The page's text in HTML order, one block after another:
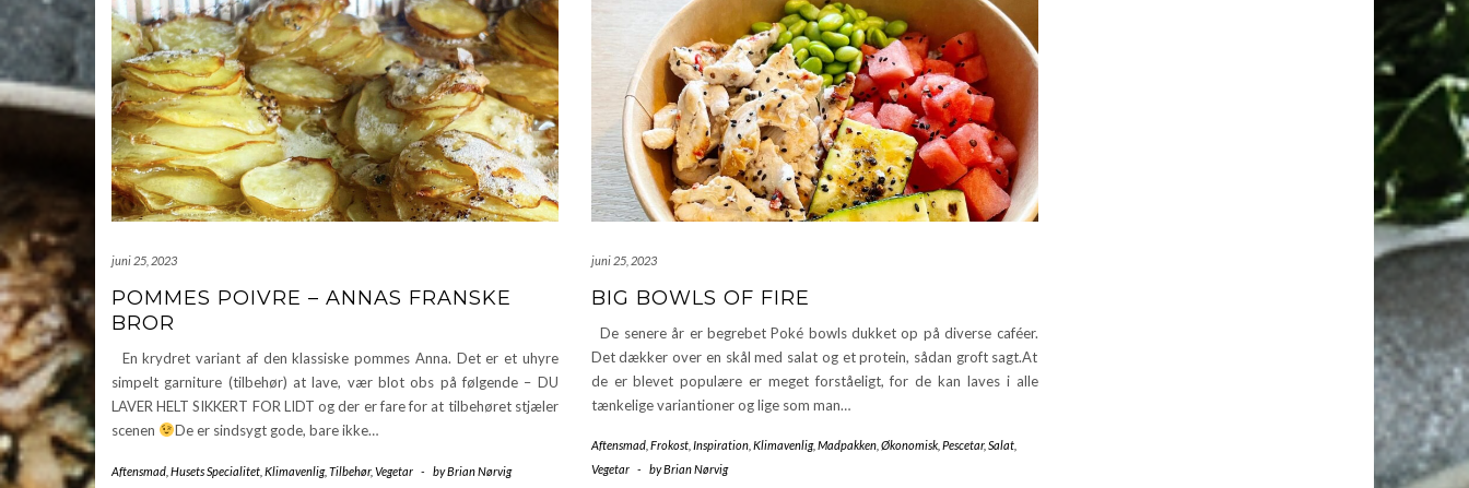
juni 25, 2023
POMMES POIVRE – ANNAS FRANSKE
BROR
En krydret variant af den klassiske pommes Anna. Det er et uhyre
simpelt garniture (tilbehør) at lave, vær blot obs på følgende – DU
LAVER HELT SIKKERT FOR LIDT og der er fare for at tilbehøret stjæler
scenen
De er sindsygt gode, bare ikke…
Aftensmad Husets Specialitet Klimavenlig, Tilbehør, Vegetar - byBrian Nørvig
juni 25, 2023
BIG BOWLS OF FIRE
De senere år er begrebet Poké bowls dukket op på diverse caféer.
Det dækker over en skål med salat og et protein, sådan groft sagt.At
de er blevet populære er meget forståeligt, for de kan laves i alle
tænkelige variantioner og lige som man…
Aftensmad, Frokost, Inspiration, Klimavenlig, Madpakken, Økonomisk, Pescetar, Salat,
Vegetar - byBrian Nørvig